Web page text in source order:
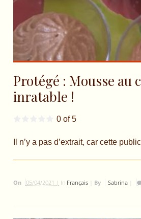
Protégé : Mousse au
inratable !
0 of 5
Il n’y a pas d’extrait, car cette
On 05/04/2021 | In Français| By Sabrina|